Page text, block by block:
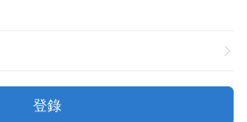
登錄